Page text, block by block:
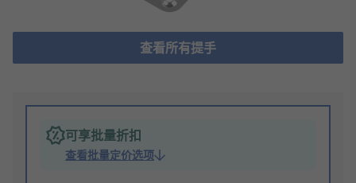
查看所有提手
可享批量折扣
查看批量定价选项